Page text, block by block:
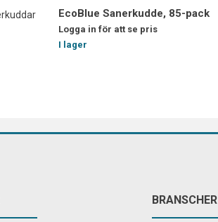
EcoBlue Sanerkudde, 85-pack
Logga in för att se pris
I lager
BRANSCHER